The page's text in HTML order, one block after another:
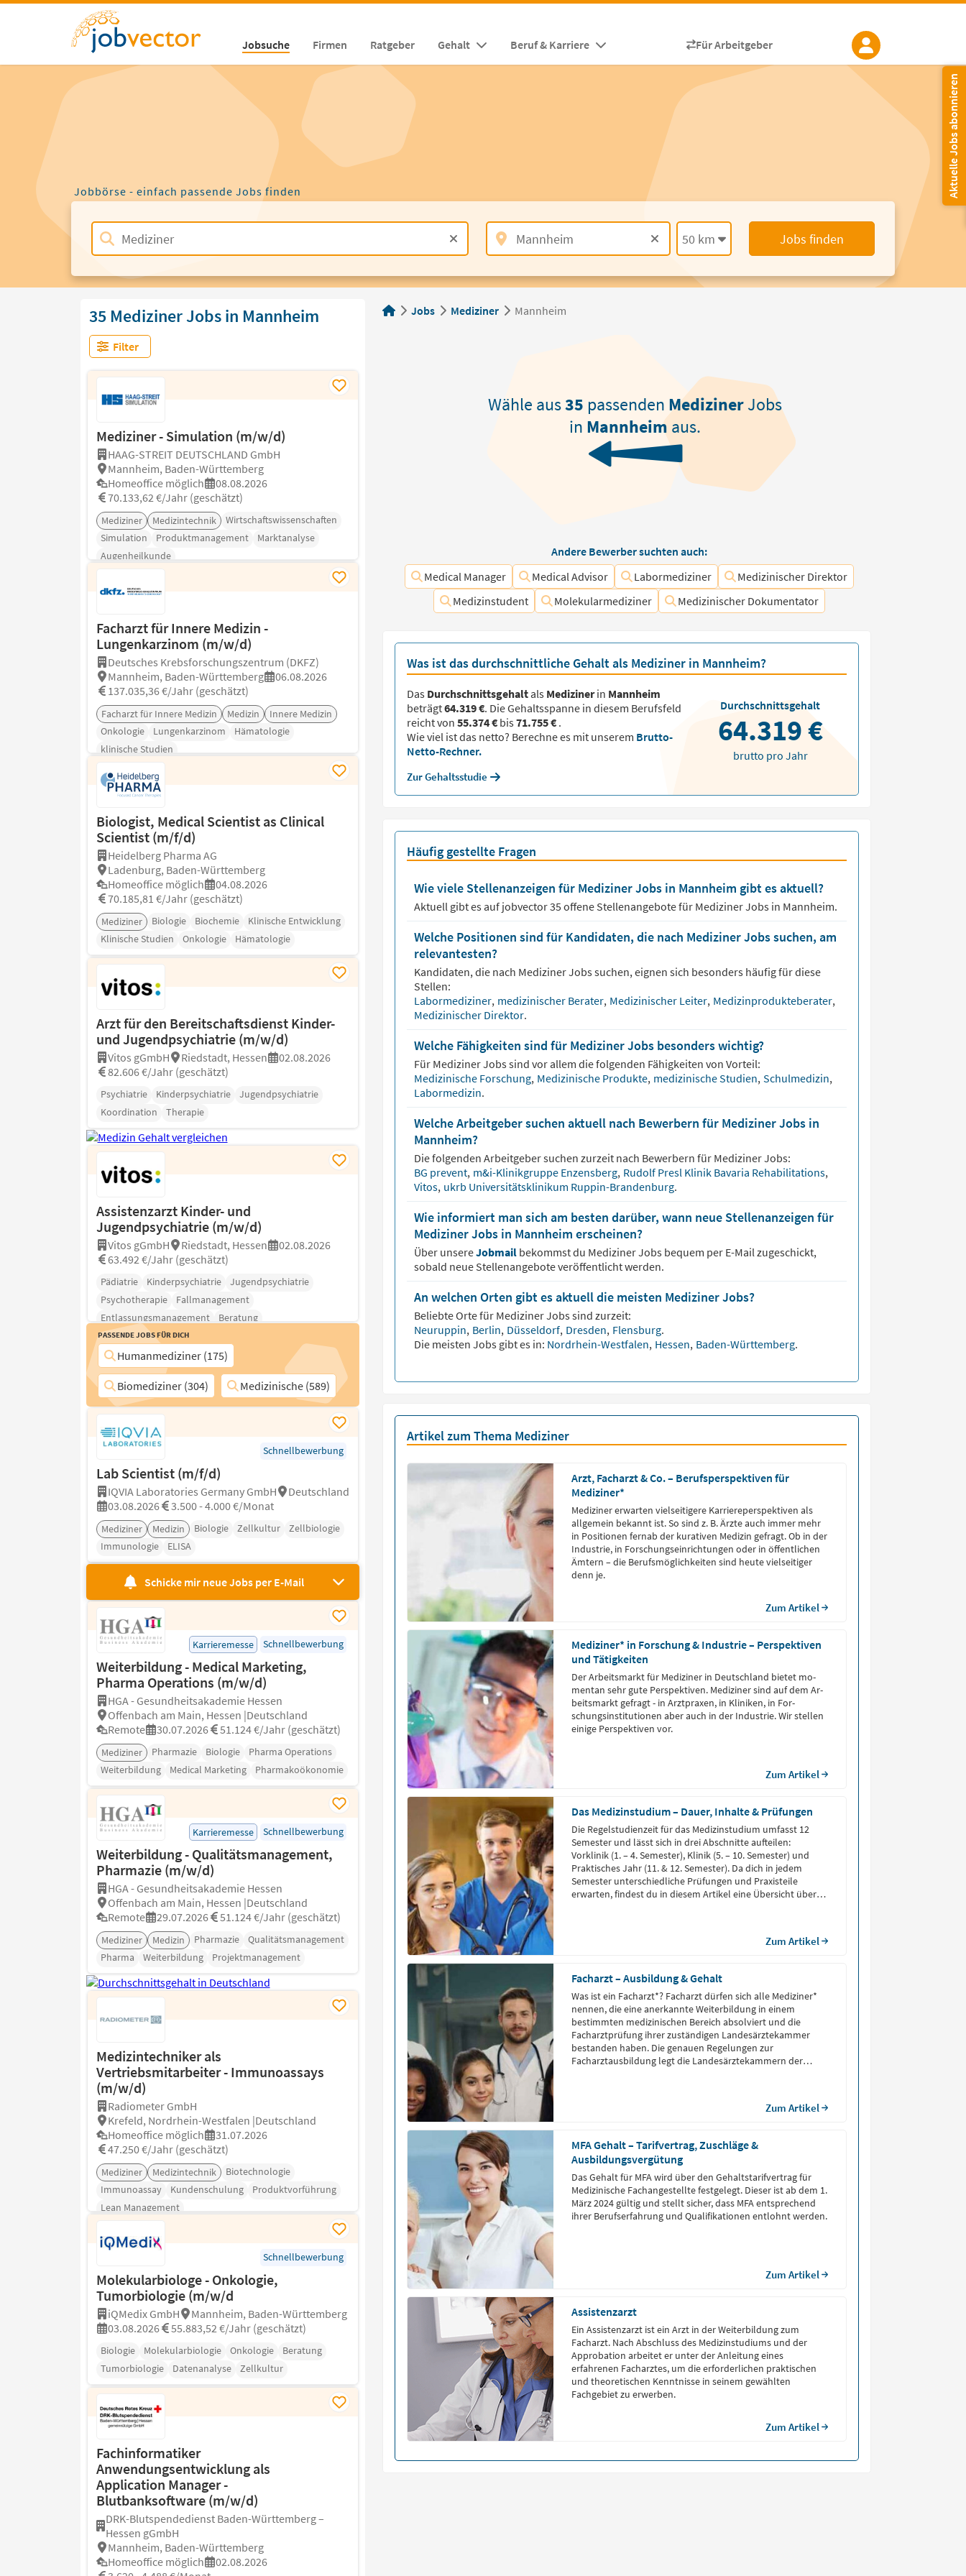
Jobsuche Firmen Ratgeber Gehalt Beruf & Karriere Für Arbeitgeber
Aktuelle Jobs abonnieren
Jobbörse - einfach passende Jobs finden
50 km Jobs finden
35 Mediziner Jobs in Mannheim
Filter
Mediziner - Simulation (m/w/d)
HAAG-STREIT DEUTSCHLAND GmbH
Mannheim, Baden-Württemberg
Homeoffice möglich
08.08.2026
70.133,62 €/Jahr (geschätzt)
Mediziner Medizintechnik
Wirtschaftswissenschaften
Simulation
Produktmanagement
Marktanalyse
Augenheilkunde
Facharzt für Innere Medizin -
Lungenkarzinom (m/w/d)
Deutsches Krebsforschungszentrum (DKFZ)
Mannheim, Baden-Württemberg
06.08.2026
137.035,36 €/Jahr (geschätzt)
Facharzt für Innere Medizin Medizin
Innere Medizin
Onkologie
Lungenkarzinom
Hämatologie
klinische Studien
Biologist, Medical Scientist as Clinical
Scientist (m/f/d)
Heidelberg Pharma AG
Ladenburg, Baden-Württemberg
Homeoffice möglich
04.08.2026
70.185,81 €/Jahr (geschätzt)
Mediziner Biologie Biochemie
Klinische Entwicklung
Klinische Studien
Onkologie Hämatologie
Arzt für den Bereitschaftsdienst Kinder-
und Jugendpsychiatrie (m/w/d)
Vitos gGmbH Riedstadt, Hessen
02.08.2026
82.606 €/Jahr (geschätzt)
Psychiatrie Kinderpsychiatrie
Jugendpsychiatrie
Koordination
Therapie
Assistenzarzt Kinder- und
Jugendpsychiatrie (m/w/d)
Vitos gGmbH Riedstadt, Hessen
02.08.2026
63.492 €/Jahr (geschätzt)
Pädiatrie Kinderpsychiatrie
Jugendpsychiatrie
Psychotherapie
Fallmanagement
Entlassungsmanagement
Beratung
Passende Jobs für Dich
Humanmediziner (175)
Biomediziner (304) Medizinische (589)
Schnellbewerbung
Lab Scientist (m/f/d)
IQVIA Laboratories Germany GmbH
Deutschland
03.08.2026
3.500 - 4.000 €/Monat
Mediziner Medizin Biologie Zellkultur
Zellbiologie
Immunologie
ELISA
Schicke mir neue Jobs per E-Mail
Karrieremesse Schnellbewerbung
Weiterbildung - Medical Marketing,
Pharma Operations (m/w/d)
HGA - Gesundheitsakademie Hessen
Offenbach am Main, Hessen |Deutschland
Remote
30.07.2026 51.124 €/Jahr (geschätzt)
Mediziner Pharmazie Biologie
Pharma Operations
Weiterbildung
Medical Marketing Pharmakoökonomie
Karrieremesse Schnellbewerbung
Weiterbildung - Qualitätsmanagement,
Pharmazie (m/w/d)
HGA - Gesundheitsakademie Hessen
Offenbach am Main, Hessen |Deutschland
Remote
29.07.2026 51.124 €/Jahr (geschätzt)
Mediziner Medizin Pharmazie
Qualitätsmanagement
Pharma
Weiterbildung Projektmanagement
Medizintechniker als
Vertriebsmitarbeiter - Immunoassays
(m/w/d)
Radiometer GmbH
Krefeld, Nordrhein-Westfalen |Deutschland
Homeoffice möglich
31.07.2026
47.250 €/Jahr (geschätzt)
Mediziner Medizintechnik
Biotechnologie
Immunoassay
Kundenschulung
Produktvorführung
Lean Management
Schnellbewerbung
Molekularbiologe - Onkologie,
Tumorbiologie (m/w/d
iQMedix GmbH
Mannheim, Baden-Württemberg
03.08.2026
55.883,52 €/Jahr (geschätzt)
Biologie Molekularbiologie Onkologie
Beratung
Tumorbiologie
Datenanalyse Zellkultur
Fachinformatiker
Anwendungsentwicklung als
Application Manager -
Blutbanksoftware (m/w/d)
DRK-Blutspendedienst Baden-Württemberg –
Hessen gGmbH
Mannheim, Baden-Württemberg
Homeoffice möglich
02.08.2026
Jobs Mediziner Mannheim
Wähle aus35 passenden MedizinerJobs
in Mannheim aus.
Andere Bewerber suchten auch:
Medical Manager
Medical Advisor Labormediziner
Medizinischer Direktor
Medizinstudent
Molekularmediziner Medizinischer Dokumentator
Was ist das durchschnittliche Gehalt als Mediziner in Mannheim?
Das Durchschnittsgehaltals Medizinerin Mannheim
beträgt64.319 €. Die Gehaltsspanne in diesem Berufsfeld
reicht von 55.374 €bis71.755 € .
Wie viel ist das netto? Berechne es mit unserem Brutto-
Netto-Rechner.
Zur Gehaltsstudie
Durchschnittsgehalt
64.319 €
brutto pro Jahr
Häufig gestellte Fragen
Wie viele Stellenanzeigen für Mediziner Jobs in Mannheim gibt es aktuell?
Aktuell gibt es auf jobvector35 offene Stellenangebote für Mediziner Jobs in Mannheim.
Welche Positionen sind für Kandidaten, die nach Mediziner Jobs suchen, am
relevantesten?
Kandidaten, die nach MedizinerJobs suchen, eignen sich besonders häufig für diese
Stellen:
Labormediziner, medizinischer Berater, Medizinischer Leiter, Medizinprodukteberater,
Medizinischer Direktor.
Welche Fähigkeiten sind für Mediziner Jobs besonders wichtig?
Für MedizinerJobs sind vor allem die folgenden Fähigkeiten von Vorteil:
Medizinische Forschung, Medizinische Produkte, medizinische Studien, Schulmedizin,
Labormedizin.
Welche Arbeitgeber suchen aktuell nach Bewerbern für Mediziner Jobs in
Mannheim?
Die folgenden Arbeitgeber suchen zurzeit nach Bewerbern für MedizinerJobs:
BG prevent, m&i-Klinikgruppe Enzensberg, Rudolf Presl Klinik Bavaria Rehabilitations,
Vitos, ukrb Universitätsklinikum Ruppin-Brandenburg.
Wie informiert man sich am besten darüber, wann neue Stellenanzeigen für
Mediziner Jobs in Mannheim erscheinen?
Über unsereJobmail bekommst du MedizinerJobs bequem per E-Mail zugeschickt,
sobald neue Stellenangebote veröffentlicht werden.
An welchen Orten gibt es aktuell die meisten Mediziner Jobs?
Beliebte Orte für MedizinerJobs sind zurzeit:
Neuruppin, Berlin, Düsseldorf, Dresden, Flensburg.
Die meisten Jobs gibt es in: Nordrhein-Westfalen, Hessen, Baden-Württemberg.
Artikel zum Thema Mediziner
Arzt, Facharzt & Co. – Berufsperspektiven für
Mediziner*
Mediziner erwarten vielseitigere Karriereperspektiven als
allgemein bekannt ist. So sind z. B. Ärzte auch immer mehr
in Positionen fernab der kurativen Medizin gefragt. Ob in der
Industrie, in Forschungseinrichtungen oder in öffentlichen
Ämtern – die Berufsmöglichkeiten sind heute vielseitiger
denn je.
Zum Artikel
Mediziner* in Forschung & Industrie – Perspektiven
und Tätigkeiten
Der Ar­beits­markt für Me­di­zi­ner in Deutsch­land bie­tet mo­
men­tan sehr gute Per­spek­ti­ven. Me­di­zi­ner sind auf dem Ar­
beits­markt ge­fragt - in Arzt­pra­xen, in Kli­ni­ken, in For­
schungs­in­sti­tu­tio­nen aber auch in der In­dus­trie. Wir stellen
einige Perspektiven vor.
Zum Artikel
Das Medizinstudium – Dauer, Inhalte & Prüfungen
Die Regelstudienzeit für das Medizinstudium umfasst 12
Semester und lässt sich in drei Abschnitte aufteilen:
Vorklinik (1. – 4. Semester), Klinik (5. – 10. Semester) und
Praktisches Jahr (11. & 12. Semester). Da dich in jedem
Semester unterschiedliche Prüfungen und Praxisteile
erwarten, findest du in diesem Artikel eine Übersicht über
Zum Artikel
Facharzt – Ausbildung & Gehalt
Was ist ein Facharzt*? Facharzt dürfen sich alle Mediziner*
nennen, die eine anerkannte Weiterbildung in einem
bestimmten medizinischen Bereich absolviert und die
Facharztprüfung ihrer zuständigen Landesärztekammer
bestanden haben. Die genauen Regelungen zur
Facharztausbildung legt die Landesärztekammern der
Zum Artikel
MFA Gehalt – Tarifvertrag, Zuschläge &
Ausbildungsvergütung
Das Gehalt für MFA wird über den Gehaltstarifvertrag für
Medizinische Fachangestellte festgelegt. Dieser ist ab dem 1.
März 2024 gültig und stellt sicher, dass MFA entsprechend
ihrer Berufserfahrung und Qualifikationen entlohnt werden.
Zum Artikel
Assistenzarzt
Ein Assistenzarzt ist ein Arzt in der Weiterbildung zum
Facharzt. Nach Abschluss des Medizinstudiums und der
Approbation arbeitet er unter der Anleitung eines
erfahrenen Facharztes, um die erforderlichen praktischen
und theoretischen Kenntnisse in seinem gewählten
Fachgebiet zu erwerben.
Zum Artikel